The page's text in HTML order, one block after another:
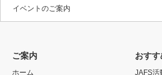
イベントのご案内
ご案内
ホーム
おすす
JAFS活